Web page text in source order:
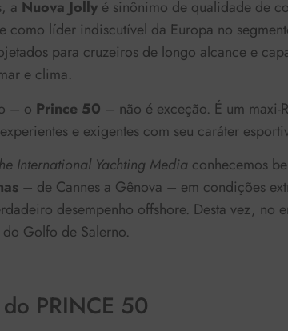
a Nuova Jolly é sinônimo de qualidade de
como líder indiscutível da Europa no
para cruzeiros de longo alcance e
e clima.
– o Prince 50 – não é exceção. É um maxi-
e exigentes com seu caráter
International Yachting Media conhecemos
– de Cannes a Gênova – em condições
desempenho offshore. Desta vez, no
Golfo de Salerno.
PRINCE 50